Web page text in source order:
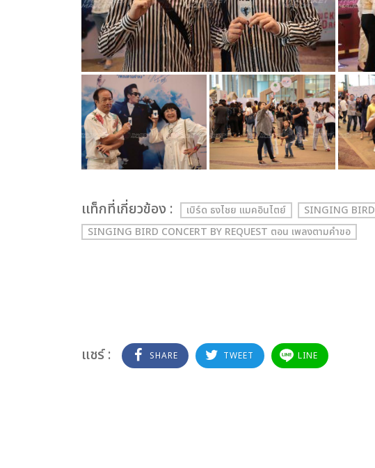
เเท็กที่เกี่ยวข้อง : เบิร์ด ธงไชย แมคอินไตย์
SINGING BIRD
SINGING BIRD CONCERT BY REQUEST ตอน เพลงตามคำขอ
แชร์ : SHARE TWEET LINE